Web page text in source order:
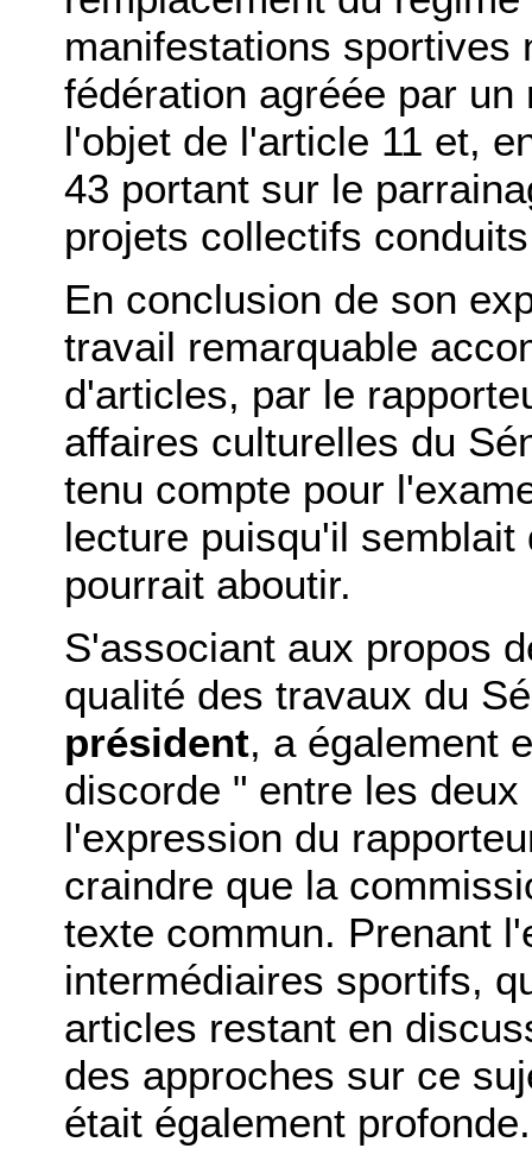
manifestations sportives
fédération agréée par
l'objet de l'article 11 et,
43 portant sur le
projets collectifs
En conclusion de son
travail remarquable
d'articles, par le
affaires culturelles du
tenu compte pour
lecture puisqu'il
pourrait aboutir.
S'associant aux propos
qualité des travaux du
président, a également
discorde " entre les
l'expression du
craindre que la
texte commun. Prenant
intermédiaires sportifs,
articles restant en
des approches sur ce
était également profonde.